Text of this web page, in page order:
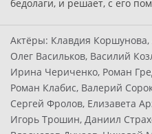
бедолаги, и решает, с его
Актёры: Клавдия Коршунова,
Олег Васильков, Василий
Ирина Чериченко, Роман
Роман Клабис, Валерий
Сергей Фролов, Елизавета
Игорь Трошин, Даниил